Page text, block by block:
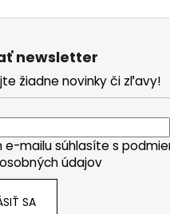
newsletter
žiadne novinky či zľavy!
e-mailu súhlasíte s
údajov
SA